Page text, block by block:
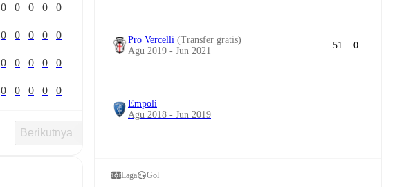
0 0 0 0 0
0 0 0 0 0
0 0 0 0 0
0 0 0 0 0
Berikutnya
Pro Vercelli (Transfer gratis)
Agu 2019 - Jun 2021
51 0
Empoli
Agu 2018 - Jun 2019
Laga Gol